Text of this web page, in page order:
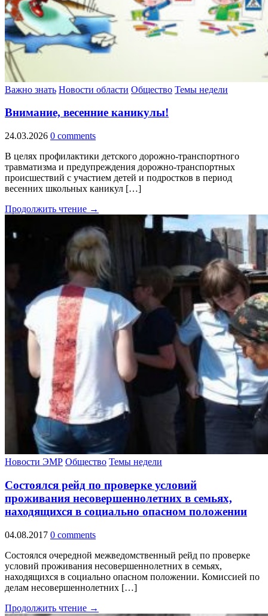
Важно знать Новости области Общество Темы недели
Внимание, весенние каникулы!
24.03.2026 0 comments
В целях профилактики детского дорожно-транспортного
травматизма и предупреждения дорожно-транспортных
происшествий с участием детей и подростков в период
весенних школьных каникул […]
Продолжить чтение →
Новости ЭМР Общество Темы недели
Состоялся рейд по проверке условий
проживания несовершеннолетних в семьях,
находящихся в социально опасном положении
04.08.2017 0 comments
Состоялся очередной межведомственный рейд по проверке
условий проживания несовершеннолетних в семьях,
находящихся в социально опасном положении. Комиссией по
делам несовершеннолетних […]
Продолжить чтение →